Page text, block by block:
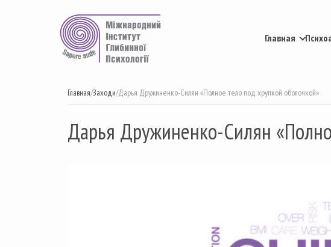
содержимому
Главная
Главная/Заходи/Дарья Дружиненко-Силян «Полное тело под хрупкой оболочкой»
Дарья Дружиненко-Силян